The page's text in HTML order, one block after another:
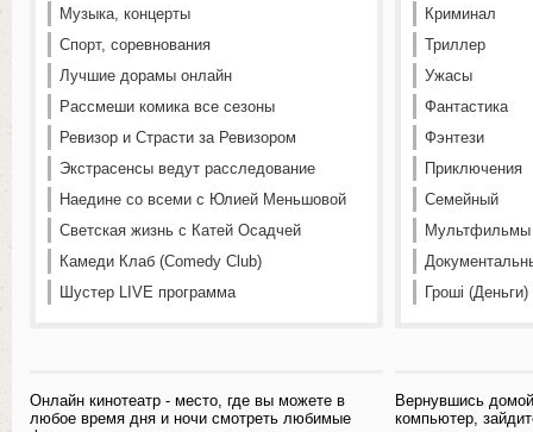
Музыка, концерты
Спорт, соревнования
Лучшие дорамы онлайн
Рассмеши комика все сезоны
Ревизор и Страсти за Ревизором
Экстрасенсы ведут расследование
Наедине со всеми с Юлией Меньшовой
Светская жизнь с Катей Осадчей
Камеди Клаб (Comedy Club)
Шустер LIVE программа
Онлайн кинотеатр - место, где вы можете в
любое время дня и ночи смотреть любимые
Криминал
Триллер
Ужасы
Фантастика
Фэнтези
Приключения
Семейный
Мультфильмы
Гроші
Вернувшись
компьютер,